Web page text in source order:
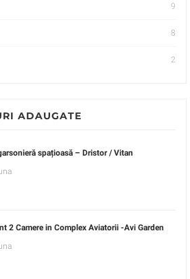
9
8
2
ADAUGATE
spațioasă – Dristor / Vitan
2 Camere in Complex Aviatorii -Avi Garden